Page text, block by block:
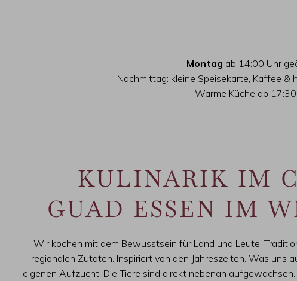
Montag ab 14:00 Uhr
Nachmittag: kleine Speisekarte, Kaffee &
Warme Küche ab
KULINARIK IM
GUAD ESSEN IM
Wir kochen mit dem Bewusstsein für Land und Leute.
regionalen Zutaten. Inspiriert von den Jahreszeiten. Was uns
eigenen Aufzucht. Die Tiere sind direkt nebenan